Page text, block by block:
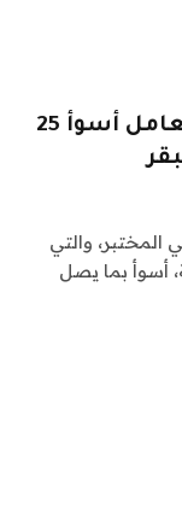
دراسة: اللحوم المزروعة فى المعامل أسوأ 25
والتي
أسوأ بما يصل